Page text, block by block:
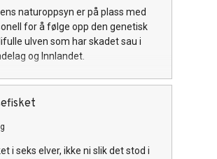
naturoppsyn er på plass med
for å følge opp den genetisk
ulven som har skadet sau i
og Innlandet.
i seks elver, ikke ni slik det stod i